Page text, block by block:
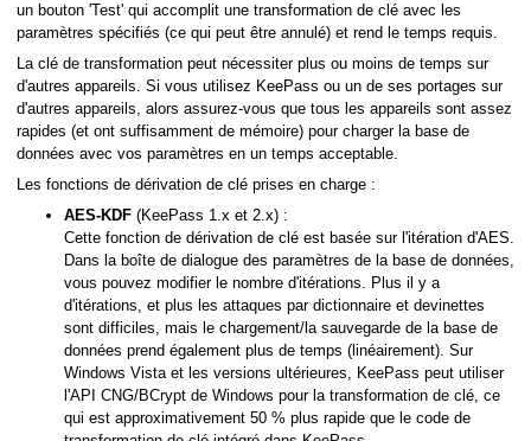
un bouton 'Test' qui accomplit une transformation de clé avec les
paramètres spécifiés (ce qui peut être annulé) et rend le temps requis.
La clé de transformation peut nécessiter plus ou moins de temps sur
d'autres appareils. Si vous utilisez KeePass ou un de ses portages sur
d'autres appareils, alors assurez-vous que tous les appareils sont assez
rapides (et ont suffisamment de mémoire) pour charger la base de
données avec vos paramètres en un temps acceptable.
Les fonctions de dérivation de clé prises en charge :
AES-KDF (KeePass 1.x et 2.x) :
Cette fonction de dérivation de clé est basée sur l'itération d'AES.
Dans la boîte de dialogue des paramètres de la base de données,
vous pouvez modifier le nombre d'itérations. Plus il y a
d'itérations, et plus les attaques par dictionnaire et devinettes
sont difficiles, mais le chargement/la sauvegarde de la base de
données prend également plus de temps (linéairement). Sur
Windows Vista et les versions ultérieures, KeePass peut utiliser
l'API CNG/BCrypt de Windows pour la transformation de clé, ce
qui est approximativement 50 % plus rapide que le code de